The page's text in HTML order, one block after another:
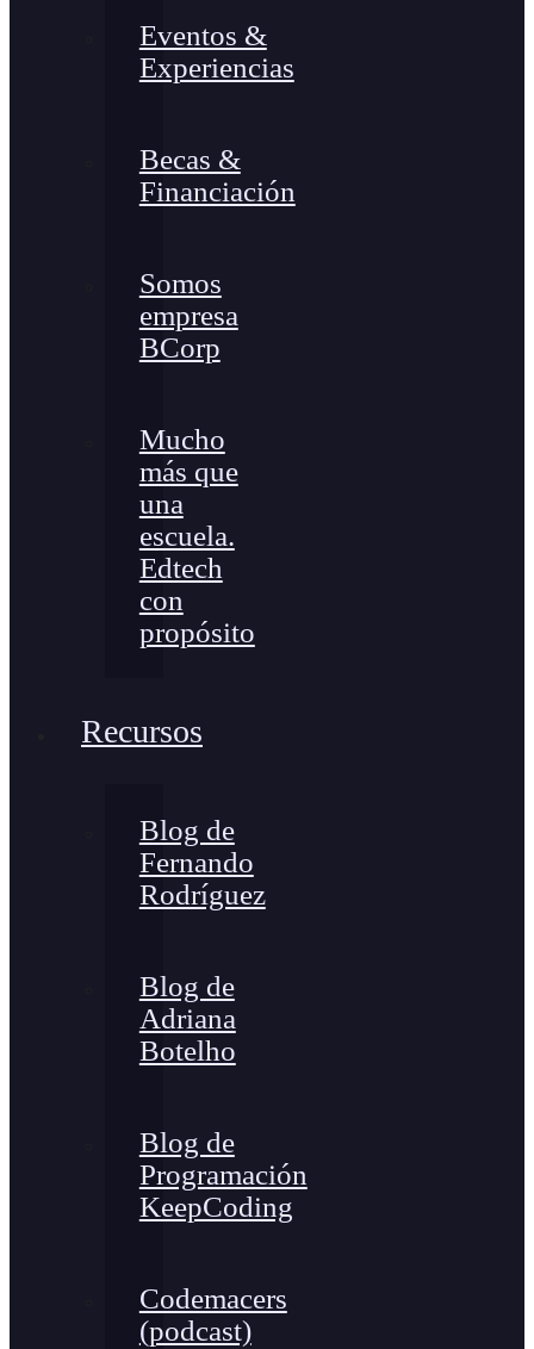
Eventos &
Experiencias
Becas &
Financiación
Somos
empresa
BCorp
Mucho
más que
una
escuela.
Edtech
con
propósito
Recursos
Blog de
Fernando
Rodríguez
Blog de
Adriana
Botelho
Blog de
Programación
KeepCoding
Codemacers
(podcast)